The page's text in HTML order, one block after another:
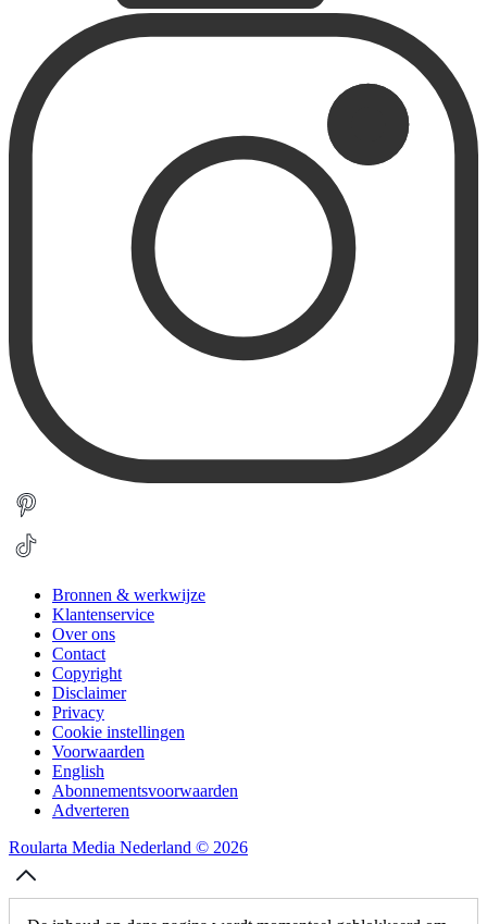
Bronnen & werkwijze
Klantenservice
Over ons
Contact
Copyright
Disclaimer
Privacy
Cookie instellingen
Voorwaarden
English
Abonnementsvoorwaarden
Adverteren
Roularta Media Nederland © 2026